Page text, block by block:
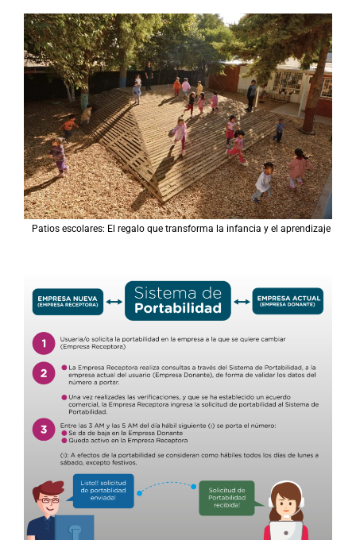
Patios escolares: El regalo que transforma la infancia y el aprendizaje